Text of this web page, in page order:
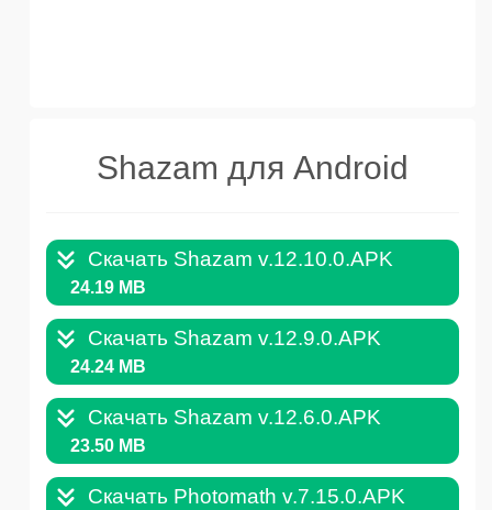
Shazam для Android
Скачать Shazam v.12.10.0.APK
24.19 MB
Скачать Shazam v.12.9.0.APK
24.24 MB
Скачать Shazam v.12.6.0.APK
23.50 MB
Скачать Photomath v.7.15.0.APK